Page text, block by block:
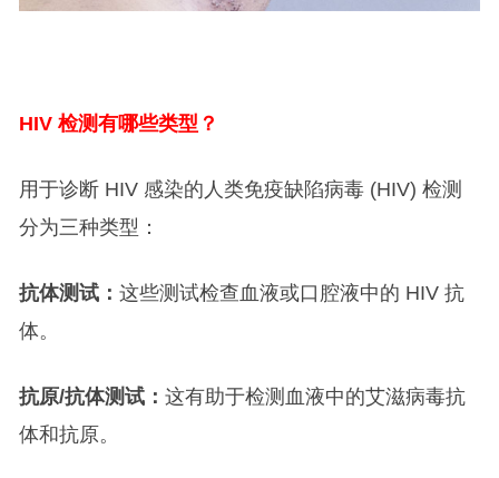
HIV 检测有哪些类型？
用于诊断 HIV 感染的人类免疫缺陷病毒 (HIV) 检测
分为三种类型：
抗体测试： 这些测试检查血液或口腔液中的 HIV 抗
体。
抗原/抗体测试： 这有助于检测血液中的艾滋病毒抗
体和抗原。